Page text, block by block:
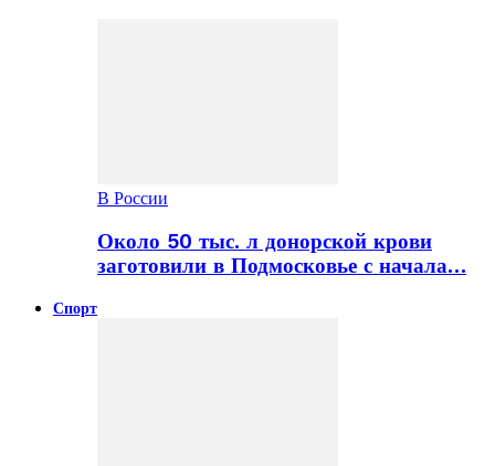
В России
Около 50 тыс. л донорской крови
заготовили в Подмосковье с начала…
Спорт